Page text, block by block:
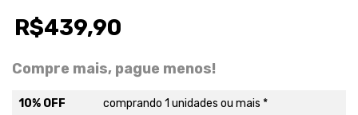
R$439,90
Compre mais, pague menos!
10% OFF
comprando 1 unidades ou mais *